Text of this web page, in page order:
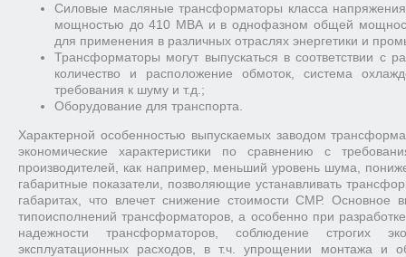
Силовые масляные трансформаторы класса
мощностью до 410 МВА и в однофазном общей
для применения в различных отраслях энергетики и
Трансформаторы могут выпускаться в соответствии с
количество и расположение обмоток, система
требования к шуму и т.д.;
Оборудование для транспорта.
Характерной особенностью выпускаемых заводом
экономические характеристики по сравнению с
производителей, как например, меньший уровень шума,
габаритные показатели, позволяющие устанавливать
габаритах, что влечет снижение стоимости СМР. Основное
типоисполнений трансформаторов, а особенно при
надежности трансформаторов, соблюдение строгих
эксплуатационных расходов, в т.ч. упрощении монтажа и